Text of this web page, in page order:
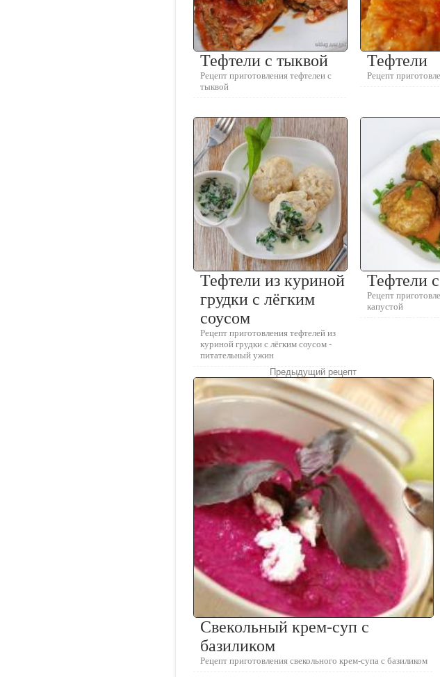
Тефтели с тыквой
Рецепт приготовления тефтелеи с
тыквой
Тефтели
Рецепт
Тефтели из куриной
грудки с лёгким
соусом
Рецепт приготовления тефтелей из
куриной грудки с лёгким соусом -
питательный ужин
Тефтели
Рецепт
капустой
Предыдущий рецепт
Свекольный крем-суп с
базиликом
Рецепт приготовления свекольного крем-супа с базиликом